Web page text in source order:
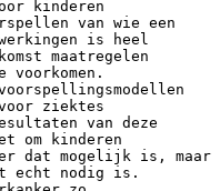
kinderen
van wie een
is heel
maatregelen
voorkomen.
ziektes
van deze
om kinderen
dat mogelijk is, maar
echt nodig is.